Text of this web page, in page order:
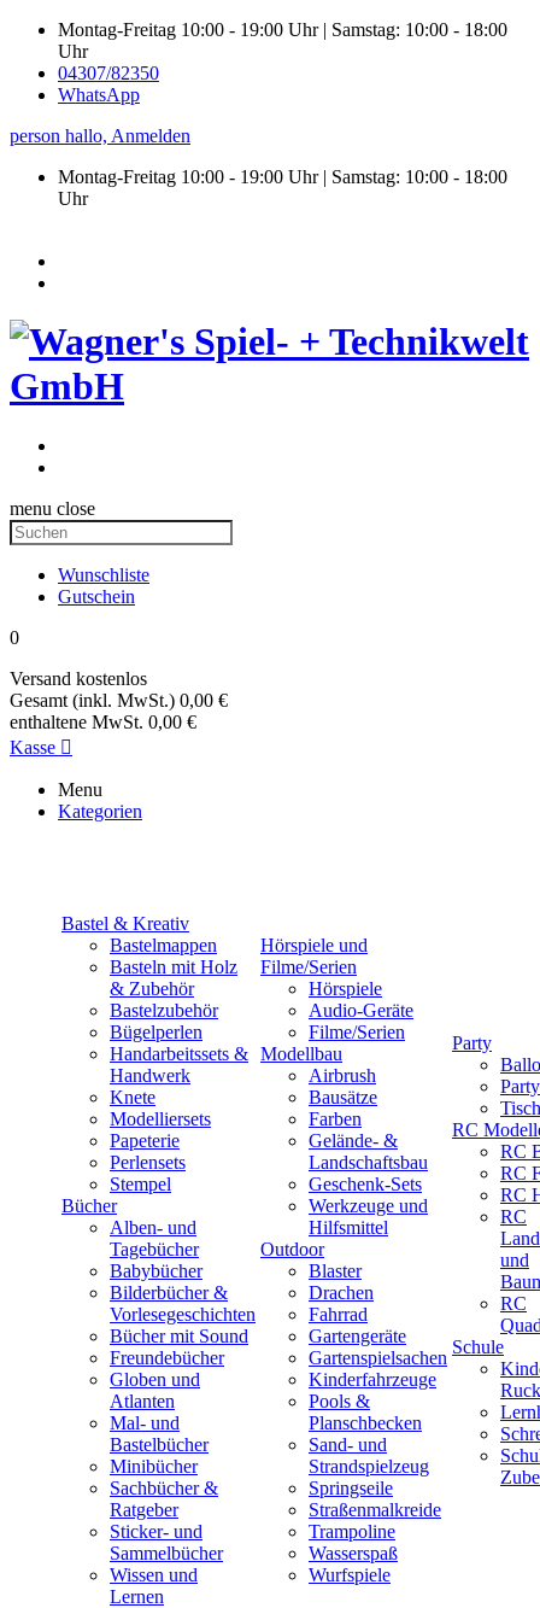
Montag-Freitag 10:00 - 19:00 Uhr | Samstag: 10:00 - 18:00
Uhr
04307/82350
WhatsApp
person hallo, Anmelden
Montag-Freitag 10:00 - 19:00 Uhr | Samstag: 10:00 - 18:00
Uhr
menu close
Wunschliste
Gutschein
0
Versand kostenlos
Gesamt (inkl. MwSt.) 0,00 €
enthaltene MwSt. 0,00 €
Kasse 
Menu
Kategorien
Bastel & Kreativ
Bastelmappen
Basteln mit Holz
& Zubehör
Bastelzubehör
Bügelperlen
Handarbeitssets &
Handwerk
Knete
Modelliersets
Papeterie
Perlensets
Stempel
Bücher
Alben- und
Tagebücher
Babybücher
Bilderbücher &
Vorlesegeschichten
Bücher mit Sound
Freundebücher
Globen und
Atlanten
Mal- und
Bastelbücher
Minibücher
Sachbücher &
Ratgeber
Sticker- und
Sammelbücher
Wissen und
Lernen
Hörspiele und
Filme/Serien
Hörspiele
Audio-Geräte
Filme/Serien
Modellbau
Airbrush
Bausätze
Farben
Gelände- &
Landschaftsbau
Geschenk-Sets
Werkzeuge und
Hilfsmittel
Outdoor
Blaster
Drachen
Fahrrad
Gartengeräte
Gartenspielsachen
Kinderfahrzeuge
Pools &
Planschbecken
Sand- und
Strandspielzeug
Springseile
Straßenmalkreide
Trampoline
Wasserspaß
Wurfspiele
Party
RC
RC
RC
RC
RC
und
RC
Schule